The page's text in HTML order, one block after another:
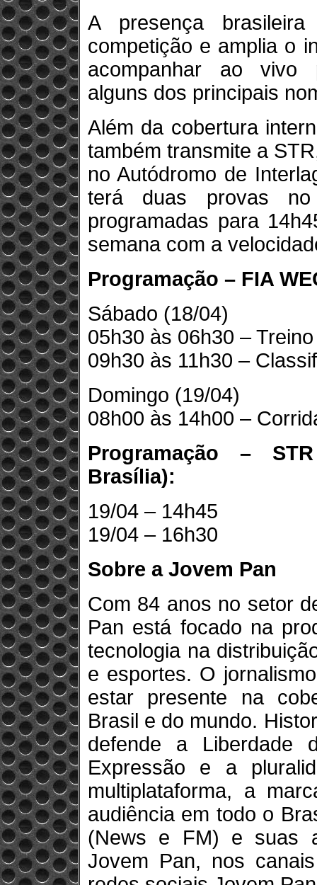
A presença
competição e amplia o
acompanhar ao vivo
alguns dos principais
Além da cobertura
também transmite a
no Autódromo de
terá duas provas
programadas para
semana com a
Programação – FIA
Sábado (18/04)
05h30 às 06h30 –
09h30 às 11h30 –
Domingo (19/04)
08h00 às 14h00 –
Programação –
Brasília):
19/04 – 14h45
19/04 – 16h30
Sobre a Jovem Pan
Com 84 anos no setor
Pan está focado na
tecnologia na
e esportes. O
estar presente na
Brasil e do mundo.
defende a Liberdade
Expressão e a
multiplataforma, a
audiência em todo o
(News e FM) e suas
Jovem Pan, nos